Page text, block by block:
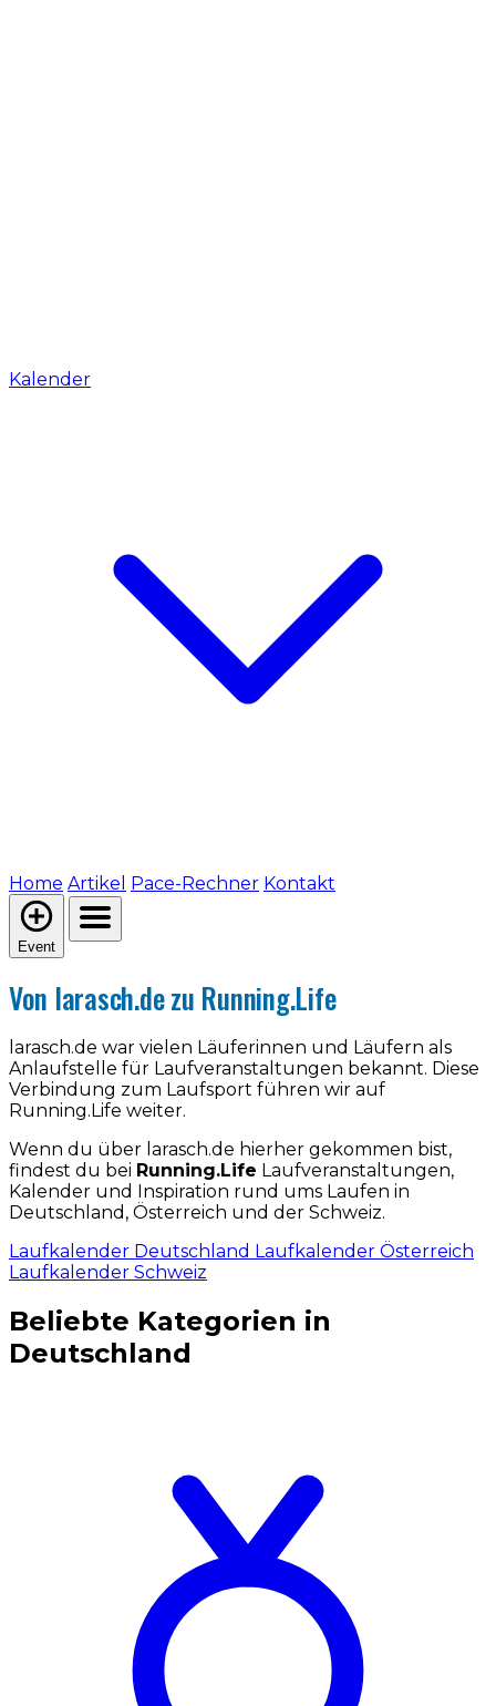
Kalender
Home Artikel Pace-Rechner Kontakt
Event
Von larasch.de zu Running.Life
larasch.de war vielen Läuferinnen und Läufern als
Anlaufstelle für Laufveranstaltungen bekannt. Diese
Verbindung zum Laufsport führen wir auf
Running.Life weiter.
Wenn du über larasch.de hierher gekommen bist,
findest du bei Running.Life Laufveranstaltungen,
Kalender und Inspiration rund ums Laufen in
Deutschland, Österreich und der Schweiz.
Laufkalender Deutschland Laufkalender Österreich
Laufkalender Schweiz
Beliebte Kategorien in
Deutschland